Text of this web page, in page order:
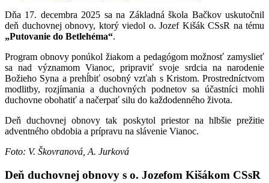
Dňa 17. decembra 2025 sa na Základná škola Bačkov uskutočnil
deň duchovnej obnovy, ktorý viedol o. Jozef Kišák CSsR na tému
„Putovanie do Betlehéma“.
Program obnovy ponúkol žiakom a pedagógom možnosť zamyslieť
sa nad významom Vianoc, pripraviť svoje srdcia na narodenie
Božieho Syna a prehĺbiť osobný vzťah s Kristom. Prostredníctvom
modlitby, rozjímania a duchovných podnetov sa účastníci mohli
duchovne obohatiť a načerpať silu do každodenného života.
Deň duchovnej obnovy tak poskytol priestor na hlbšie prežitie
adventného obdobia a prípravu na slávenie Vianoc.
Foto: V. Škovranová, A. Jurková
Deň duchovnej obnovy s o. Jozefom Kišákom CSsR